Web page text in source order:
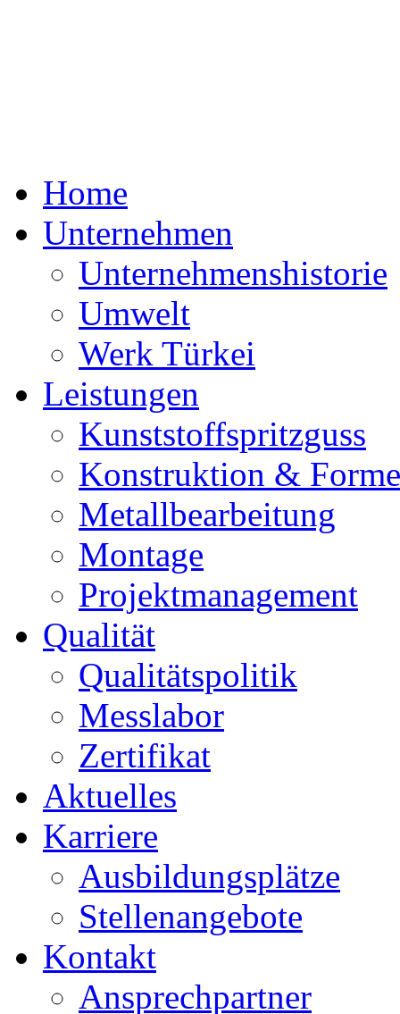
Home
Unternehmen
Unternehmenshistorie
Umwelt
Werk Türkei
Leistungen
Kunststoffspritzguss
Konstruktion &
Metallbearbeitung
Montage
Projektmanagement
Qualität
Qualitätspolitik
Messlabor
Zertifikat
Aktuelles
Karriere
Ausbildungsplätze
Stellenangebote
Kontakt
Ansprechpartner